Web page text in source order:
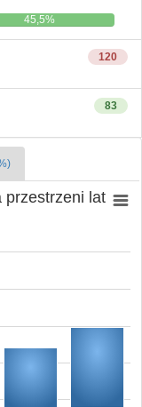
45,5%
120
83
przestrzeni lat